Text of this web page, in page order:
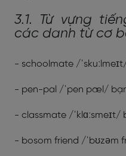
3.1. Từ vựng
các danh từ cơ
- schoolmate /
- pen-pal /ˈpen pæl/
- classmate /ˈklɑːsmeɪt/
- bosom friend /ˈbʊzəm